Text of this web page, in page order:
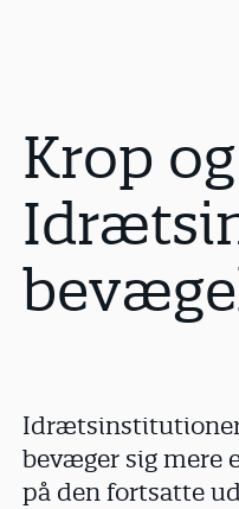
Krop
bevæger sig mere
på den fortsatte